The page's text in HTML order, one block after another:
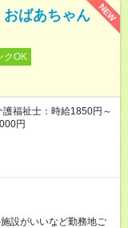
NEW
ばあちゃん
クOK
福祉士：時給1850円～
円
設がいいなど勤務地ご